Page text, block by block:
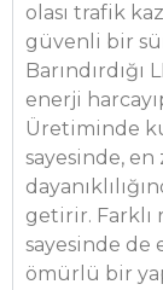
olası trafik
güvenli bir
enerji
Üretiminde
sayesinde, en
getirir. Farklı
sayesinde de
ömürlü bir